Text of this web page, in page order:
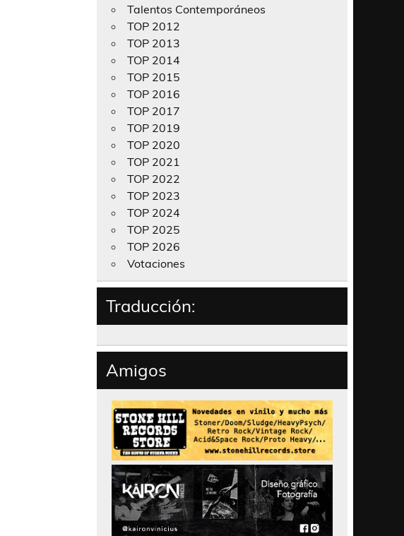
Talentos Contemporáneos
TOP 2012
TOP 2013
TOP 2014
TOP 2015
TOP 2016
TOP 2017
TOP 2019
TOP 2020
TOP 2021
TOP 2022
TOP 2023
TOP 2024
TOP 2025
TOP 2026
Votaciones
Traducción:
Amigos